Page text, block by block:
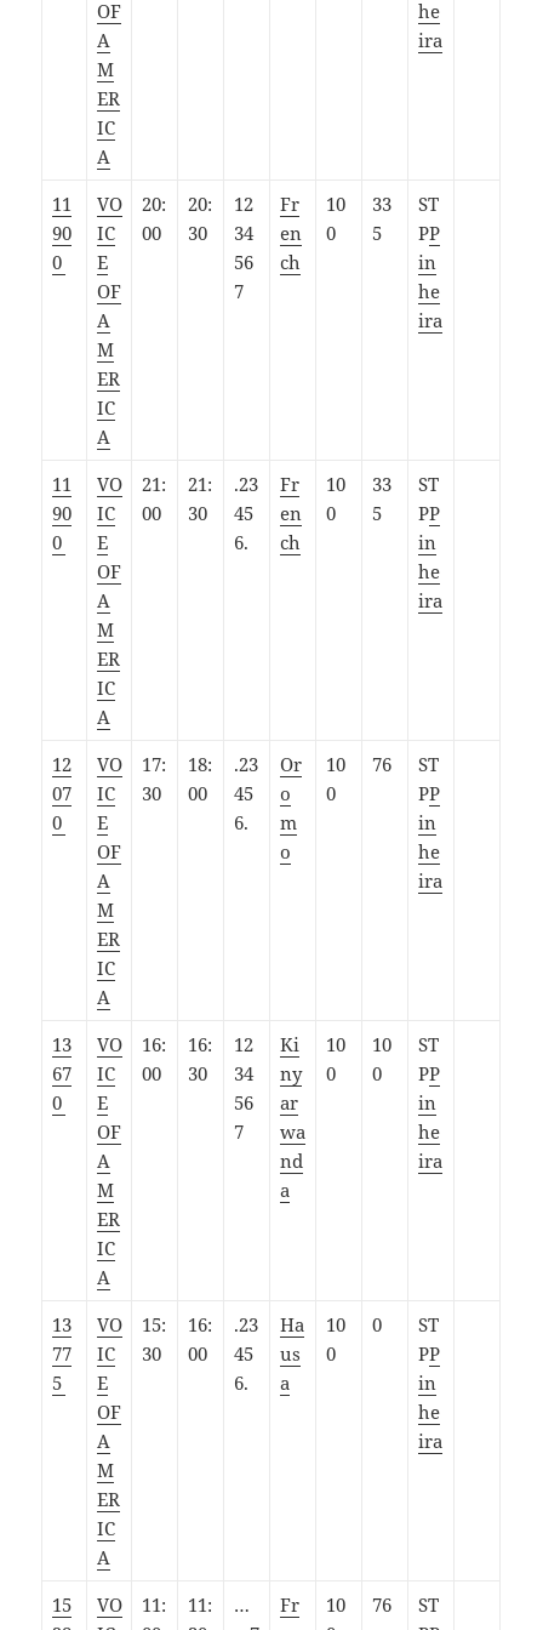
OF
A
M
ER
IC
A
he
ira
11
90
0
VO
IC
E
OF
A
M
ER
IC
A
20:
00
20:
30
12
34
56
7
Fr
en
ch
10
0
33
5
ST
PP
in
he
ira
11
90
0
VO
IC
E
OF
A
M
ER
IC
A
21:
00
21:
30
.23
45
6.
Fr
en
ch
10
0
33
5
ST
PP
in
he
ira
12
07
0
VO
IC
E
OF
A
M
ER
IC
A
17:
30
18:
00
.23
45
6.
Or
o
m
o
10
0
76
ST
PP
in
he
ira
13
67
0
VO
IC
E
OF
A
M
ER
IC
A
16:
00
16:
30
12
34
56
7
Ki
ny
ar
wa
nd
a
10
0
10
0
ST
PP
in
he
ira
13
77
5
VO
IC
E
OF
A
M
ER
IC
A
15:
30
16:
00
.23
45
6.
Ha
us
a
10
0
0
ST
PP
in
he
ira
15
VO
11:
11:
…
Fr
10
76
ST